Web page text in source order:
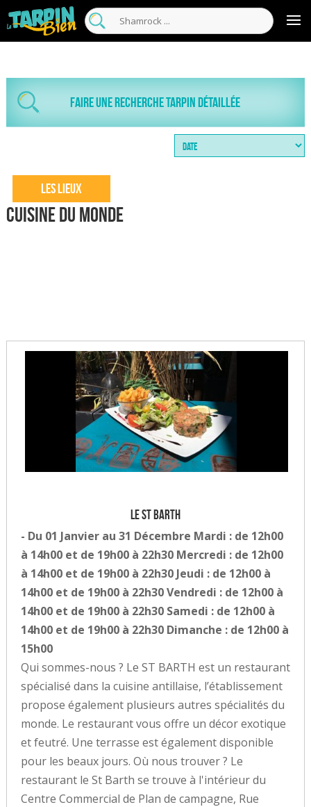
Faire une recherche tarpin détaillée
Les Lieux
Cuisine du monde
Le St Barth
- Du 01 Janvier au 31 Décembre Mardi : de 12h00
à 14h00 et de 19h00 à 22h30 Mercredi : de 12h00
à 14h00 et de 19h00 à 22h30 Jeudi : de 12h00 à
14h00 et de 19h00 à 22h30 Vendredi : de 12h00 à
14h00 et de 19h00 à 22h30 Samedi : de 12h00 à
14h00 et de 19h00 à 22h30 Dimanche : de 12h00 à
15h00
Qui sommes-nous ? Le ST BARTH est un restaurant
spécialisé dans la cuisine antillaise, l’établissement
propose également plusieurs autres spécialités du
monde. Le restaurant vous offre un décor exotique
et feutré. Une terrasse est également disponible
pour les beaux jours. Où nous trouver ? Le
restaurant le St Barth se trouve à l'intérieur du
Centre Commercial de Plan de campagne, Rue